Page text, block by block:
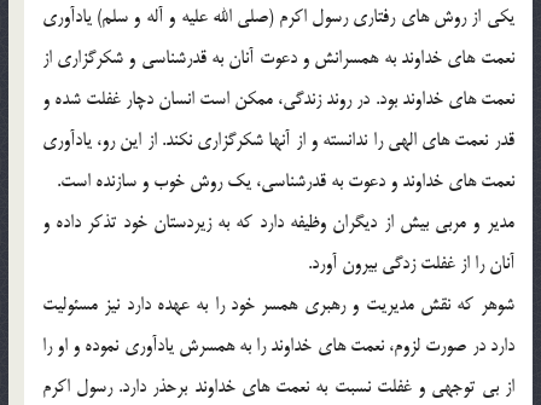
یکی از روش های رفتاری رسول اکرم (صلی الله علیه و آله و سلم) یادآوری
نعمت های خداوند به همسرانش و دعوت آنان به قدرشناسی و شکرگزاری از
نعمت های خداوند بود. در روند زندگی، ممکن است انسان دچار غفلت شده و
قدر نعمت های الهی را ندانسته و از آنها شکرگزاری نکند. از این رو، یادآوری
نعمت های خداوند و دعوت به قدرشناسی، یک روش خوب و سازنده است.
مدیر و مربی بیش از دیگران وظیفه دارد که به زیردستان خود تذکر داده و
آنان را از غفلت زدگی بیرون آورد.
شوهر که نقش مدیریت و رهبری همسر خود را به عهده دارد نیز مسئولیت
دارد در صورت لزوم، نعمت های خداوند را به همسرش یادآوری نموده و او را
از بی توجهی و غفلت نسبت به نعمت های خداوند برحذر دارد. رسول اکرم